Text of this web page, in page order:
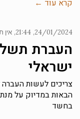
קרא עוד ←
24/01/2024
21:44 אין
העברת
ישראלי
צריכים לעשות
הבאות במדיוק על
בחשד